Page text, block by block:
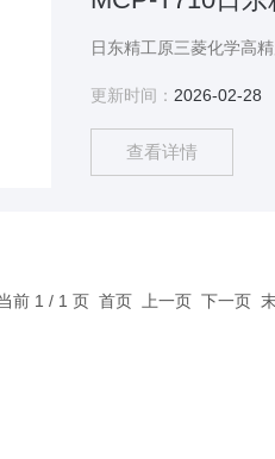
更新时间： 2026-02-28
查看详情
前 1 / 1 页 首页 上一页 下一页